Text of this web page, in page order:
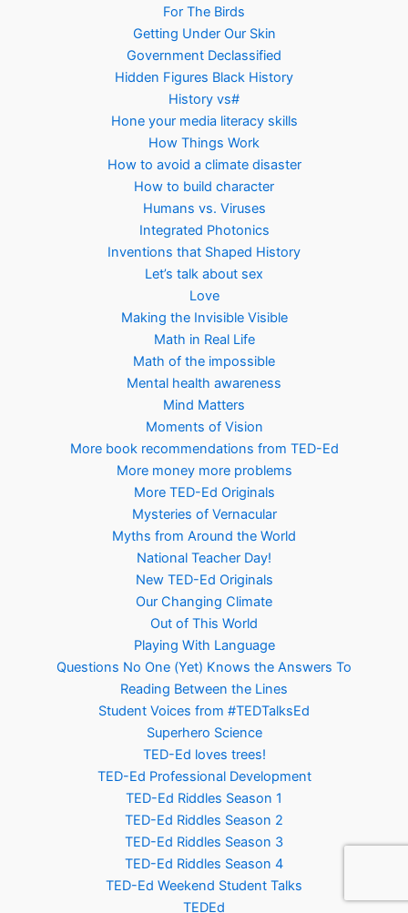
For The Birds
Getting Under Our Skin
Government Declassified
Hidden Figures Black History
History vs#
Hone your media literacy skills
How Things Work
How to avoid a climate disaster
How to build character
Humans vs. Viruses
Integrated Photonics
Inventions that Shaped History
Let’s talk about sex
Love
Making the Invisible Visible
Math in Real Life
Math of the impossible
Mental health awareness
Mind Matters
Moments of Vision
More book recommendations from TED-Ed
More money more problems
More TED-Ed Originals
Mysteries of Vernacular
Myths from Around the World
National Teacher Day!
New TED-Ed Originals
Our Changing Climate
Out of This World
Playing With Language
Questions No One (Yet) Knows the Answers To
Reading Between the Lines
Student Voices from #TEDTalksEd
Superhero Science
TED-Ed loves trees!
TED-Ed Professional Development
TED-Ed Riddles Season 1
TED-Ed Riddles Season 2
TED-Ed Riddles Season 3
TED-Ed Riddles Season 4
TED-Ed Weekend Student Talks
TEDEd